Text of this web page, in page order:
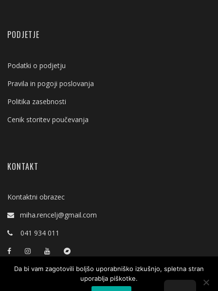
PODJETJE
Podatki o podjetju
Pravila in pogoji poslovanja
Politika zasebnosti
Cenik storitev poučevanja
KONTAKT
Kontaktni obrazec
miha.rencelj@gmail.com
041 934 011
Da bi vam zagotovili boljšo uporabniško izkušnjo, spletna stran
uporablja piškotke.